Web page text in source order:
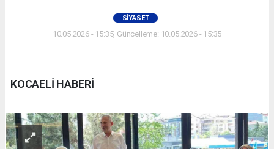
SIYASET
10.05.2026 - 15:35, Güncelleme: 10.05.2026 - 15:35
KOCAELİ HABERİ